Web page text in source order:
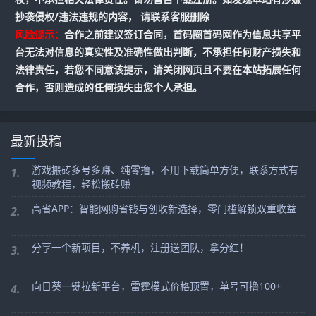
抄袭侵权/违法违规的内容， 请联系客服删除
风险提示： 合作之前建议签订合同，首码圈首码网作为信息共享平
台无法对信息的真实性及准确性做出判断，不承担任何财产损失和
法律责任，若您不同意该提示，请关闭网页且不要在本站拓展任何
合作，否则造成的任何损失由您个人承担。
最新投稿
1.
游戏搬砖多号多赚、纯零撸，不用下载简单方便，联系方式有
视频教程，轻松搬砖赚
2. 高省APP：智能网购省钱与创收新选择，零门槛解锁双重收益
3. 分享一个新项目，不养机，注册送团队，拿分红！
4. 向日葵一键拉新平台，雷霆模式价格顶置，单号可撸100+